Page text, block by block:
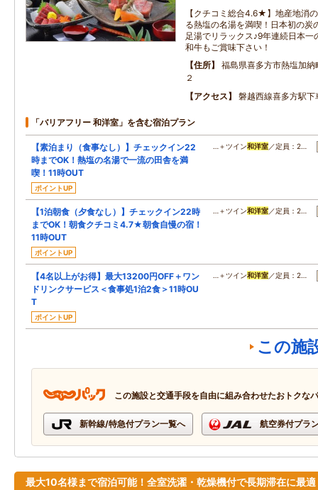
【クチコミ総合4.6★】地産地消
る熱塩の名湯を満喫！日本初の炭
足湯でリラックス♪9年連続日本
和牛もご賞味下さい！
住所
福島県喜多方市熱塩加
２
アクセス
磐越西線喜多方駅
「バリアフリー 和洋室」を含む宿泊プラン
【素泊まり（食事なし）】チェックイン22
時までOK！熱塩の名湯で一流の田舎を満
喫！11時OUT
ポイントUP
…＋ツイン和洋室／定員：2…
【1泊朝食（夕食なし）】チェックイン22時
までOK！朝食クチコミ4.7★朝食自慢の宿！
11時OUT
ポイントUP
…＋ツイン和洋室／定員：2…
【4名以上がお得】最大13200円OFF＋ワン
ドリンクサービス＜食事処1泊2食＞11時OU
T
ポイントUP
…＋ツイン和洋室／定員：2…
この施
この施設と交通手段を自由に組み合わせたおトクな
新幹線/特急付プラン一覧へ 航空券付プラ
最大10名様まで宿泊可能！全室洗濯・乾燥機付で長期滞在に最適